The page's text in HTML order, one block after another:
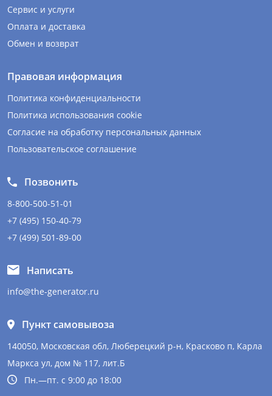
Сервис и услуги
Оплата и доставка
Обмен и возврат
Правовая информация
Политика конфиденциальности
Политика использования cookie
Согласие на обработку персональных данных
Пользовательское соглашение
Позвонить
8-800-500-51-01
+7 (495) 150-40-79
+7 (499) 501-89-00
Написать
info@the-generator.ru
Пункт самовывоза
140050, Московская обл, Люберецкий р-н, Красково п, Карла
Маркса ул, дом № 117, лит.Б
Пн.—пт. с 9:00 до 18:00